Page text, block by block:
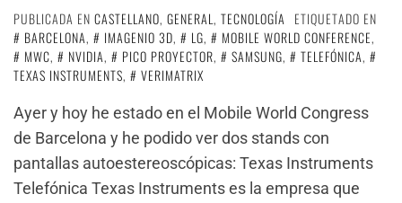
PUBLICADA EN CASTELLANO, GENERAL, TECNOLOGÍA
ETIQUETADO EN
BARCELONA, IMAGENIO 3D, LG, MOBILE WORLD CONFERENCE,
MWC, NVIDIA, PICO PROYECTOR, SAMSUNG, TELEFÓNICA,
TEXAS INSTRUMENTS,
VERIMATRIX
Ayer y hoy he estado en el Mobile World Congress
de Barcelona y he podido ver dos stands con
pantallas autoestereoscópicas: Texas Instruments
Telefónica Texas Instruments es la empresa que